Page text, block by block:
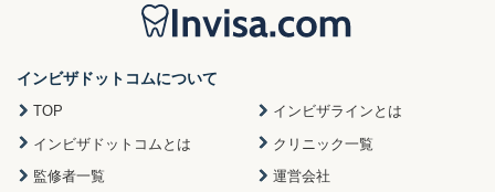
インビザドットコムについて
TOP
インビザラインとは
インビザドットコムとは
クリニック一覧
監修者一覧
運営会社